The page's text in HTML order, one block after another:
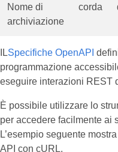
Nome di
archiviazione
corda
ILSpecifiche OpenAPI
programmazione
eseguire interazioni REST
È possibile utilizzare lo
per accedere facilmente ai
L’esempio seguente
API con cURL.